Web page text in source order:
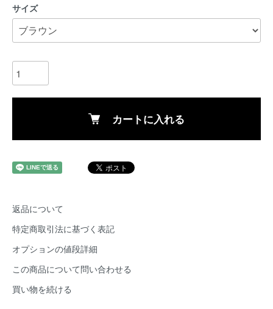
サイズ
カートに入れる
返品について
特定商取引法に基づく表記
オプションの値段詳細
この商品について問い合わせる
買い物を続ける